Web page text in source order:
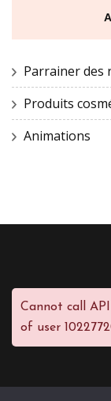
Parrainer des
Produits
Animations
Cannot call
of user